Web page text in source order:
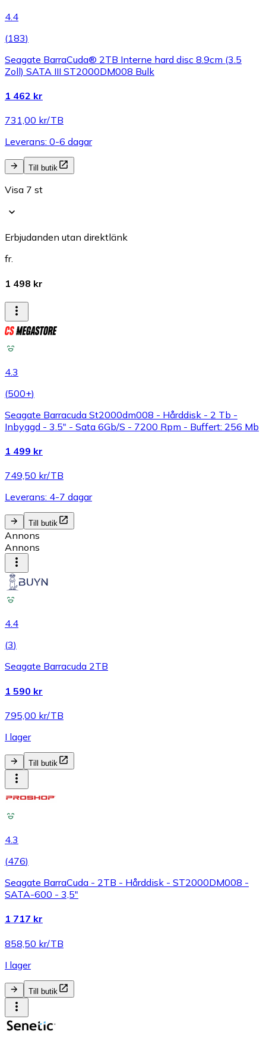
4.4
(183)
Seagate BarraCuda® 2TB Interne hard disc 8.9cm (3.5
Zoll) SATA III ST2000DM008 Bulk
1 462 kr
731,00 kr/TB
Leverans: 0-6 dagar
Till butik
Visa 7 st
Erbjudanden utan direktlänk
fr.
1 498 kr
4.3
(500+)
Seagate Barracuda St2000dm008 - Hårddisk - 2 Tb -
Inbyggd - 3.5" - Sata 6Gb/S - 7200 Rpm - Buffert: 256 Mb
1 499 kr
749,50 kr/TB
Leverans: 4-7 dagar
Till butik
Annons
Annons
4.4
(3)
Seagate Barracuda 2TB
1 590 kr
795,00 kr/TB
I lager
Till butik
4.3
(476)
Seagate BarraCuda - 2TB - Hårddisk - ST2000DM008 -
SATA-600 - 3,5"
1 717 kr
858,50 kr/TB
I lager
Till butik